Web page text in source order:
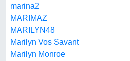
marina2
MARIMAZ
MARILYN48
Marilyn Vos Savant
Marilyn Monroe